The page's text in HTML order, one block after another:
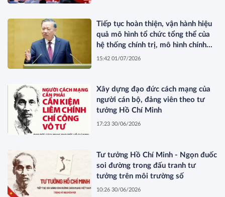
Tiếp tục hoàn thiện, vận hành hiệu
quả mô hình tổ chức tổng thể của
hệ thống chính trị, mô hình chính
quyền ba cấp, góp phần xây dựng
dân*
15:42 01/07/2026
Xây dựng đạo đức cách mạng của
người cán bộ, đảng viên theo tư
tưởng Hồ Chí Minh
17:23 30/06/2026
Tư tưởng Hồ Chí Minh - Ngọn đuốc
soi đường trong đấu tranh tư
tưởng trên môi trường số
10:26 30/06/2026